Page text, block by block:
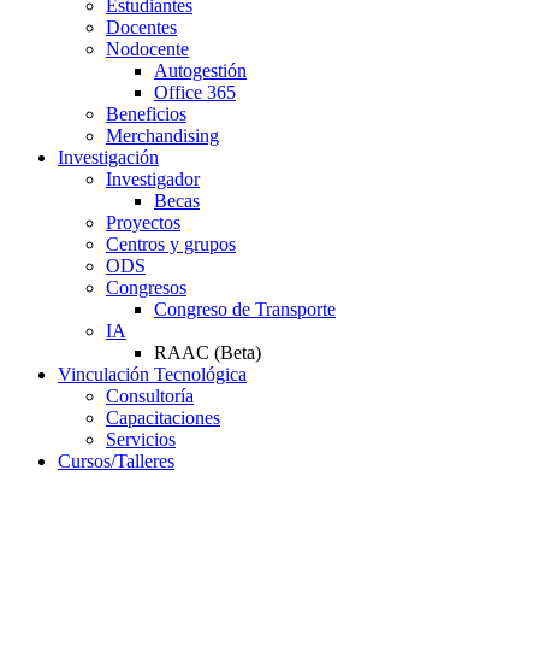
Estudiantes
Docentes
Nodocente
Autogestión
Office 365
Beneficios
Merchandising
Investigación
Investigador
Becas
Proyectos
Centros y grupos
ODS
Congresos
Congreso de Transporte
IA
RAAC (Beta)
Vinculación Tecnológica
Consultoría
Capacitaciones
Servicios
Cursos/Talleres